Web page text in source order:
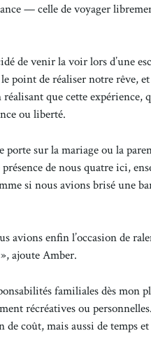
— celle de voyager
de venir la voir lors d’une
point de réaliser notre rêve,
que cette expérience,
ou liberté.
porte sur la mariage ou la
de nous quatre ici,
si nous avions brisé une
avions enfin l’occasion de
ajoute Amber.
familiales dès mon
récréatives ou
coût, mais aussi de temps